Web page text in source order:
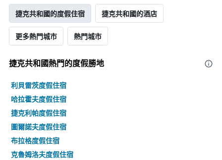
捷克共和國的度假住宿 捷克共和國的酒店
更多熱門城市 熱門城市
捷克共和國熱門的度假勝地
利貝雷茨度假住宿
哈拉霍夫度假住宿
捷克利帕度假住宿
圖爾諾夫度假住宿
布拉格度假住宿
克魯姆洛夫度假住宿